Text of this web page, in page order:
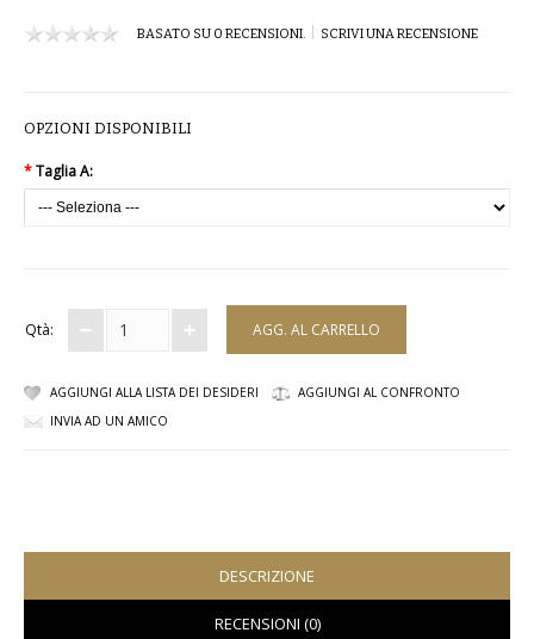
COMPLETI
GONNE
PIGIAMI
SCUOLA
TOP
BASATO SU 0 RECENSIONI. SCRIVI UNA RECENSIONE
OPZIONI DISPONIBILI
*Taglia A:
Qtà:
AGGIUNGI ALLA LISTA DEI DESIDERI
AGGIUNGI AL CONFRONTO
INVIA AD UN AMICO
DESCRIZIONE
RECENSIONI (0)